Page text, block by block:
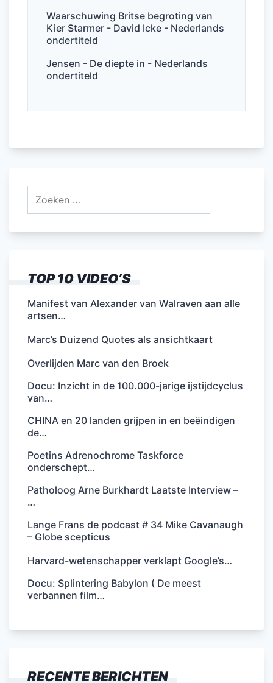
Waarschuwing Britse begroting van
Kier Starmer - David Icke - Nederlands
ondertiteld
Jensen - De diepte in - Nederlands
ondertiteld
Zoeken
TOP 10 VIDEO’S
Manifest van Alexander van Walraven aan alle
artsen…
Marc’s Duizend Quotes als ansichtkaart
Overlijden Marc van den Broek
Docu: Inzicht in de 100.000-jarige ijstijdcyclus
van…
CHINA en 20 landen grijpen in en beëindigen
de…
Poetins Adrenochrome Taskforce
onderschept…
Patholoog Arne Burkhardt Laatste Interview –
…
Lange Frans de podcast # 34 Mike Cavanaugh
– Globe scepticus
Harvard-wetenschapper verklapt Google’s…
Docu: Splintering Babylon ( De meest
verbannen film…
RECENTE BERICHTEN